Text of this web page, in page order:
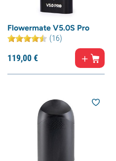
Flowermate V5.0S Pro
(16)
119,00€